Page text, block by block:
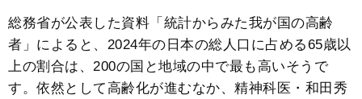
総務省が公表した資料「統計からみた我が国の高齢
者」によると、2024年の日本の総人口に占める65歳以
上の割合は、200の国と地域の中で最も高いそうで
す。依然として高齢化が進むなか、精神科医・和田秀